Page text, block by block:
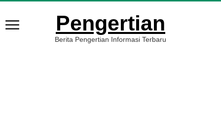
Pengertian
Berita Pengertian Informasi Terbaru